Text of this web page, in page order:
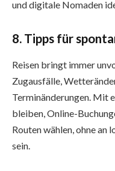
und digitale Nomaden
8. Tipps für
Reisen bringt immer
Zugausfälle,
Terminänderungen. Mit
bleiben, Online-
Routen wählen, ohne an
sein.